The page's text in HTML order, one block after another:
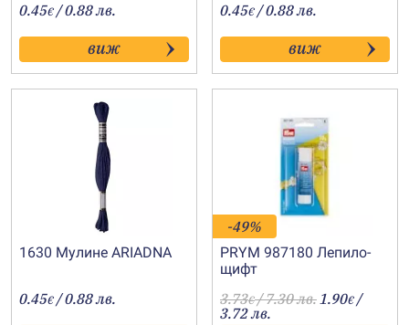
0.45€ / 0.88 лв.
виж
0.45€ / 0.88 лв.
виж
1630 Мулине АRIADNA
0.45€ / 0.88 лв.
-49%
PRYM 987180 Лепило-
щифт
3.73€/ 7.30 лв.1.90€ /
3.72 лв.